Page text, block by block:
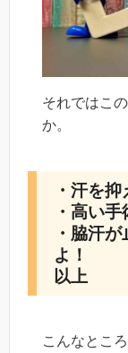
それではこ
か。
・汗を
・高い
・脇汗
よ！
以上
こんなとこ